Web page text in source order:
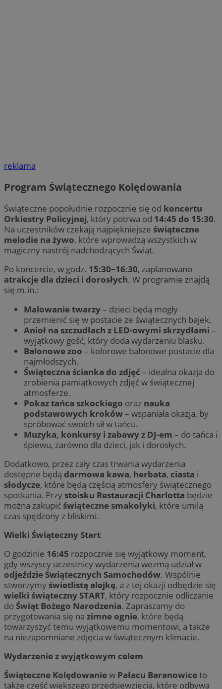
reklama
Program Świątecznego Kolędowania
Świąteczne popołudnie rozpocznie się od koncertu
Orkiestry Policyjnej, który potrwa od 14:45 do 15:30.
Na uczestników czekają najpiękniejsze świąteczne
melodie na żywo, które wprowadzą wszystkich w
magiczny nastrój nadchodzących Świąt.
Po koncercie, w godz. 15:30–16:30, zaplanowano
atrakcje dla dzieci i dorosłych. W programie znajdą
się m.in.:
Malowanie twarzy– dzieci będą mogły
przemienić się w postacie ze świątecznych bajek.
Anioł na szczudłach z LED-owymi skrzydłami –
wyjątkowy gość, który doda wydarzeniu blasku.
Balonowe zoo – kolorowe balonowe postacie dla
najmłodszych.
Świąteczna ścianka do zdjęć – idealna okazja do
zrobienia pamiątkowych zdjęć w świątecznej
atmosferze.
Pokaz tańca szkockiego oraz nauka
podstawowych kroków – wspaniała okazja, by
spróbować swoich sił w tańcu.
Muzyka, konkursy i zabawy z DJ-em – do tańca i
śpiewu, zarówno dla dzieci, jak i dorosłych.
Dodatkowo, przez cały czas trwania wydarzenia
dostępne będą darmowa kawa, herbata, ciasta i
słodycze, które będą częścią atmosfery świątecznego
spotkania. Przy stoisku Restauracji Charlotta będzie
można zakupić świąteczne smakołyki, które umilą
czas spędzony z bliskimi.
Wielki Świąteczny Start
O godzinie 16:45 rozpocznie się wyjątkowy moment,
gdy wszyscy uczestnicy wydarzenia wezmą udział w
odjeździe Świątecznych Samochodów. Wspólnie
stworzymy świetlistą alejkę, a z tej okazji odbędzie się
wielki świąteczny START, który rozpocznie odliczanie
do Świąt Bożego Narodzenia. Zapraszamy do
przygotowania się na zimne ognie, które będą
towarzyszyć temu wyjątkowemu momentowi, a także
na niezapomniane zdjęcia w świątecznym klimacie.
Wydarzenie z wyjątkowym celem
Świąteczne Kolędowaniew Pałacu Baranowiceto
także część większego przedsięwzięcia, które odbywa